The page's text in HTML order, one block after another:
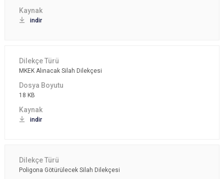
indir
MKEK Alınacak Silah Dilekçesi
18 KB
indir
Poligona Götürülecek Silah Dilekçesi